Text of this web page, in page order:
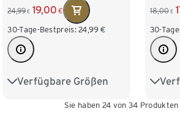
24,99 € 19,00 €
30-Tage-Bestpreis: 24,99 €
Verfügbare Größen
122/128 134/140
158/164
18,00 €
30-
122/
146/
Sie haben 24 von 34